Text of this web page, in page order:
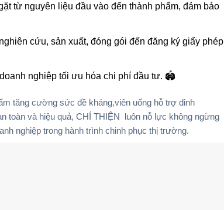
từ nguyên liệu đầu vào đến thành phẩm, đảm bảo
cứu, sản xuất, đóng gói đến đăng ký giấy phép
nghiệp tối ưu hóa chi phí đầu tư. 🏟️
tăng cường sức đề kháng,viên uống hỗ trợ dinh
toàn và hiệu quả, CHÍ THIỆN luôn nỗ lực không ngừng
nghiệp trong hành trình chinh phục thị trường.